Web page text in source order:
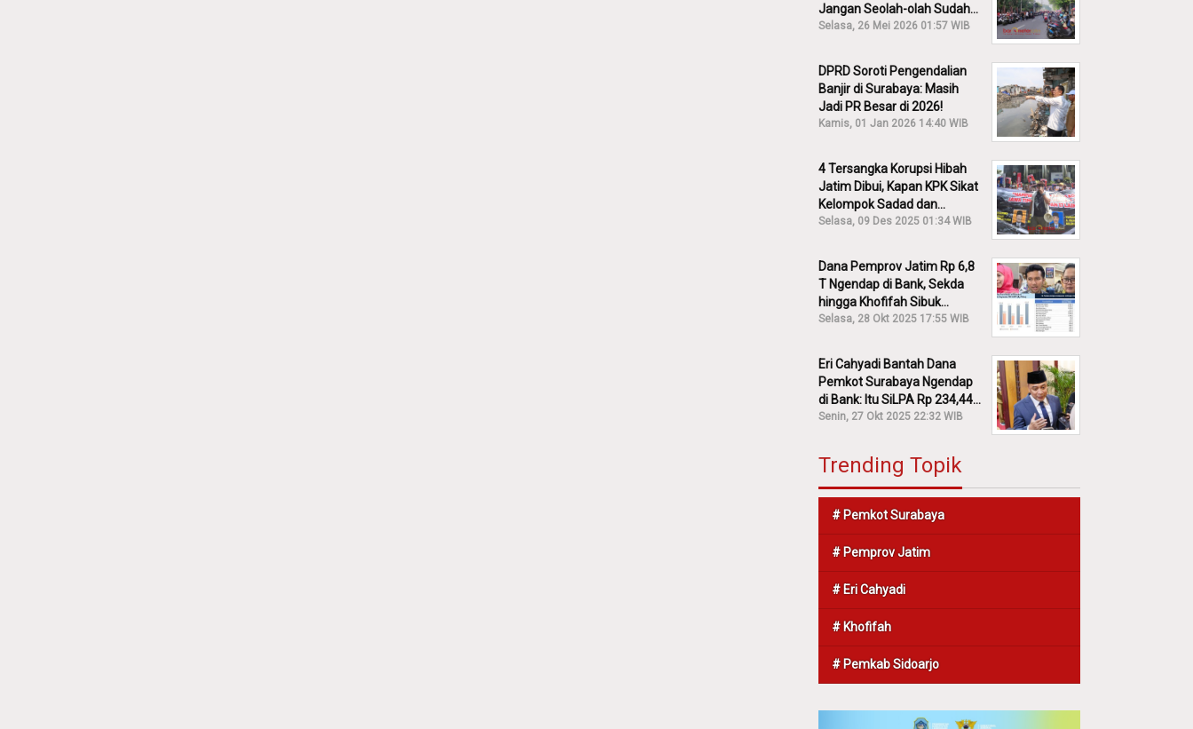
Jangan Seolah-olah Sudah
Menang!
Selasa, 26 Mei 2026 01:57 WIB
DPRD Soroti Pengendalian
Banjir di Surabaya: Masih
Jadi PR Besar di 2026!
Kamis, 01 Jan 2026 14:40 WIB
4 Tersangka Korupsi Hibah
Jatim Dibui, Kapan KPK Sikat
Kelompok Sadad dan
Iskandar?
Selasa, 09 Des 2025 01:34 WIB
Dana Pemprov Jatim Rp 6,8
T Ngendap di Bank, Sekda
hingga Khofifah Sibuk
Membantah!
Selasa, 28 Okt 2025 17:55 WIB
Eri Cahyadi Bantah Dana
Pemkot Surabaya Ngendap
di Bank: Itu SiLPA Rp 234,44
M!
Senin, 27 Okt 2025 22:32 WIB
Trending Topik
# Pemkot Surabaya
# Pemprov Jatim
# Eri Cahyadi
# Khofifah
# Pemkab Sidoarjo